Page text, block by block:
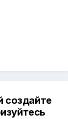
создайте